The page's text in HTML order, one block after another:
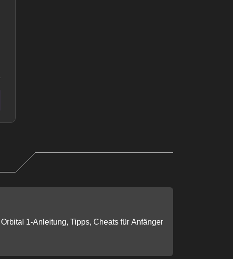
Orbital 1-Anleitung, Tipps, Cheats für Anfänger